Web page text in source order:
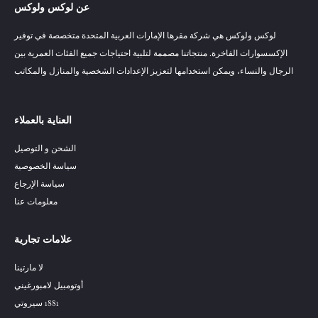
عن لوكس ولوكس
لوكس ولوكس هي شركة مقرها الإمارات العربية المتحدة متخصصة في توفير
الإكسسوارات الفاخرة. منتجاتنا مصممة لتلبية احتياجات جميع الفئات العمرية بين
الرجال والنساء، ويمكن استخدامها لتعزيز الإعدادات الشخصية والمنازل والمكاتب
العناية بالعملاء
الشحن و التوصيل
سياسة الخصوصية
سياسة الإرجاع
معلومات عنا
علامات تجارية
لا مارتينا
أوتومبيل لامبورغيني
1881 سيروتي